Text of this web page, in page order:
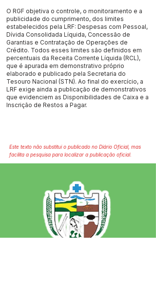
O RGF objetiva o controle, o monitoramento e a
publicidade do cumprimento, dos limites
estabelecidos pela LRF: Despesas com Pessoal,
Dívida Consolidada Líquida, Concessão de
Garantias e Contratação de Operações de
Crédito. Todos esses limites são definidos em
percentuais da Receita Corrente Líquida (RCL),
que é apurada em demonstrativo próprio
elaborado e publicado pela Secretaria do
Tesouro Nacional (STN). Ao final do exercício, a
LRF exige ainda a publicação de demonstrativos
que evidenciem as Disponibilidades de Caixa e a
Inscrição de Restos a Pagar.
Este texto não substitui o publicado no Diário Oficial, mas
facilita a pesquisa para localizar a publicação oficial.